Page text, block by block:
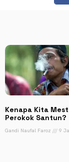
​​Kenapa Kita
Perokok Santun?
Gandi Naufal Faroz 9